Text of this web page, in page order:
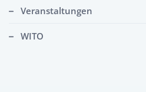
Veranstaltungen
WITO